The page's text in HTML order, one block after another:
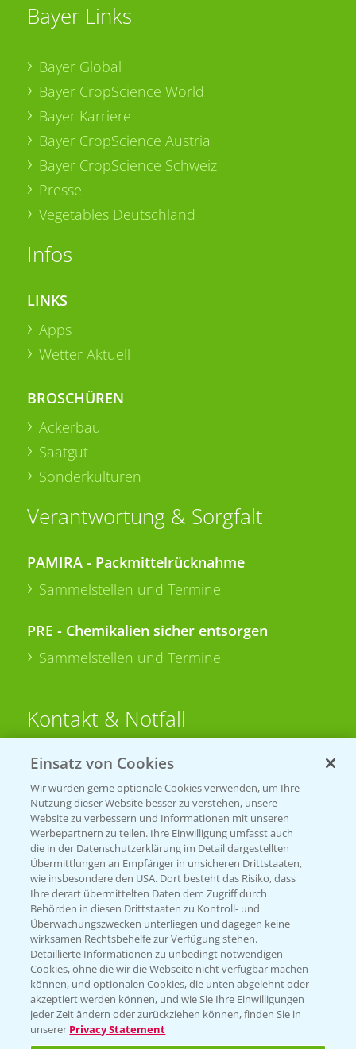
Bayer Links
Bayer Global
Bayer CropScience World
Bayer Karriere
Bayer CropScience Austria
Bayer CropScience Schweiz
Presse
Vegetables Deutschland
Infos
LINKS
Apps
Wetter Aktuell
BROSCHÜREN
Ackerbau
Saatgut
Sonderkulturen
Verantwortung & Sorgfalt
PAMIRA - Packmittelrücknahme
Sammelstellen und Termine
PRE - Chemikalien sicher entsorgen
Sammelstellen und Termine
Kontakt & Notfall
Beratung auf WhatsApp
T.+49 (0)174 346 564 1
KONTAKT
Hilfe in Notfällen
T.+49 (0)214/30-20220
Folgen Sie uns
Einsatz von Cookies
Wir würden gerne optionale Cookies verwenden, um Ihre
Nutzung dieser Website besser zu verstehen, unsere
Website zu verbessern und Informationen mit unseren
Werbepartnern zu teilen. Ihre Einwilligung umfasst auch
die in der Datenschutzerklärung im Detail dargestellten
Übermittlungen an Empfänger in unsicheren Drittstaaten,
wie insbesondere den USA. Dort besteht das Risiko, dass
Ihre derart übermittelten Daten dem Zugriff durch
Behörden in diesen Drittstaaten zu Kontroll- und
Überwachungszwecken unterliegen und dagegen keine
wirksamen Rechtsbehelfe zur Verfügung stehen.
Detaillierte Informationen zu unbedingt notwendigen
Cookies, ohne die wir die Webseite nicht verfügbar machen
können, und optionalen Cookies, die unten abgelehnt oder
akzeptiert werden können, und wie Sie Ihre Einwilligungen
jeder Zeit ändern oder zurückziehen können, finden Sie in
unserer Privacy Statement